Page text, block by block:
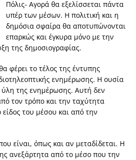
Πόλις- Αγορά θα εξελίσσεται πάντα
υπέρ των μέσων. Η πολιτική και η
δημόσια σφαίρα θα αποτυπώνονται
επαρκώς και έγκυρα μόνο με την
της δημοσιογραφίας.
φέρει το τέλος της έντυπης
ενημέρωσης. Η ουσία
της ενημέρωσης. Αυτή δεν
τον τρόπο και την ταχύτητα
του μέσου και από την
είναι, όπως και αν μεταδίδεται. Η
ανεξάρτητα από το μέσο που την